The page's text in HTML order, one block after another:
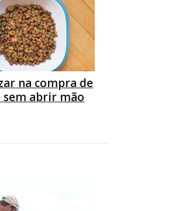
na compra de
abrir mão